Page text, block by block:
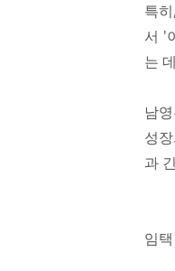
특
서 '
는
남
성
과
임